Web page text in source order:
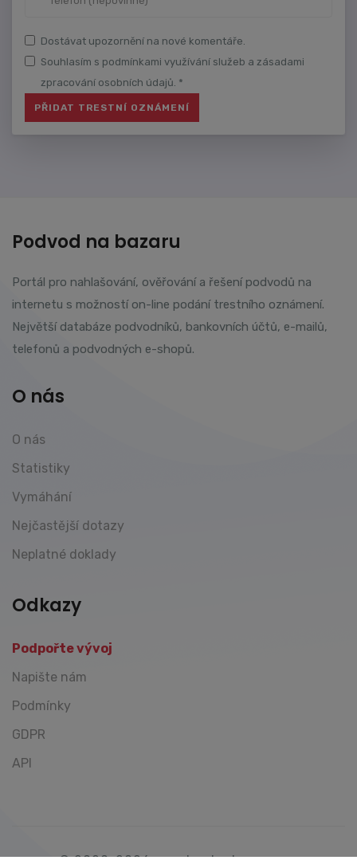
Dostávat upozornění na nové komentáře.
Souhlasím s podmínkami využívání služeb a zásadami
zpracování osobních údajů. *
Podvod na bazaru
Portál pro nahlašování, ověřování a řešení podvodů na
internetu s možností on-line podání trestního oznámení.
Největší databáze podvodníků, bankovních účtů, e-mailů,
telefonů a podvodných e-shopů.
O nás
O nás
Statistiky
Vymáhání
Nejčastější dotazy
Neplatné doklady
Odkazy
Podpořte vývoj
Napište nám
Podmínky
GDPR
API